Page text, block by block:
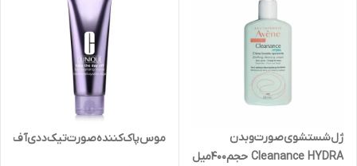
ژل‌شستشوی‌صورت‌وبدن‌
Cleanance HYDRA‌ حجم400میل